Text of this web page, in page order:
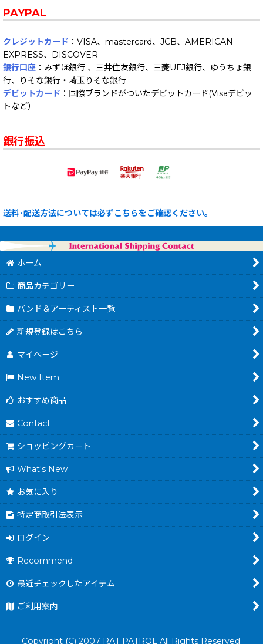
PAYPAL
クレジットカード ：VISA、mastercard、JCB、AMERICAN
EXPRESS、DISCOVER
銀行口座 ：みずほ銀行 、三井住友銀行、三菱UFJ銀行、ゆうちょ銀
行、りそな銀行・埼玉りそな銀行
デビットカード ：国際ブランドがついたデビットカード(Visaデビッ
トなど）
銀行振込
送料･配送方法については必ずこちらをご確認ください。
ホーム
商品カテゴリー
バンド＆アーティスト一覧
新規登録はこちら
マイページ
New Item
おすすめ商品
Contact
ショッピングカート
What's New
お気に入り
特定商取引法表示
ログイン
Recommend
最近チェックしたアイテム
ご利用案内
Copyright (C) 2007 RAT PATROL All Rights Reserved.